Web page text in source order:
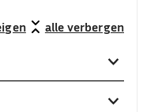
alle verbergen